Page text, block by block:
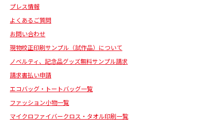
プレス情報
よくあるご質問
お問い合わせ
現物校正印刷サンプル（試作品）について
ノベルティ、記念品グッズ無料サンプル請求
請求書払い申請
エコバッグ・トートバッグ一覧
ファッション小物一覧
マイクロファイバークロス・タオル印刷一覧